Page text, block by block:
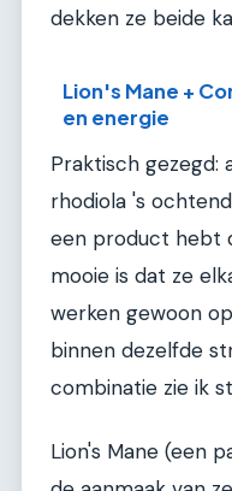
dekken ze beide
Lion's Mane +
en energie
Praktisch gezegd:
rhodiola 's
een product hebt
mooie is dat ze
werken gewoon
binnen dezelfde
combinatie zie ik
Lion's Mane (een